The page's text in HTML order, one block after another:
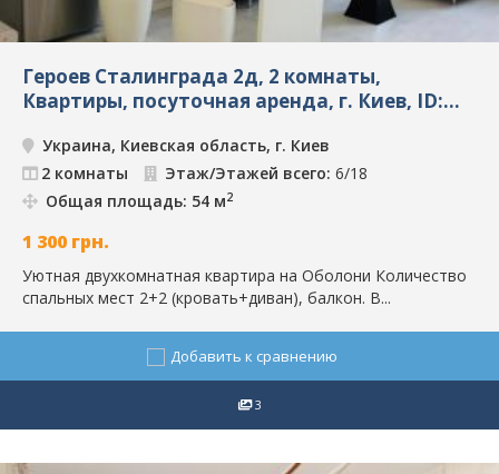
Героев Сталинграда 2д, 2 комнаты,
Квартиры, посуточная аренда, г. Киев, ID:
Украина, Киевская область, г. Киев
2 комнаты
Этаж/Этажей всего: 6/18
Общая площадь: 54 м2
1 300 грн.
Уютная двухкомнатная квартира на Оболони Количество
спальных мест 2+2 (кровать+диван), балкон. В...
Добавить к сравнению
3